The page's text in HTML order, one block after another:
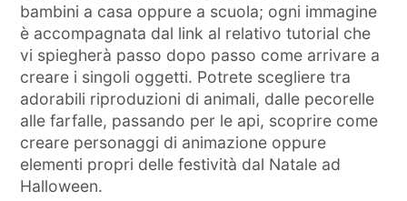
bambini a casa oppure a scuola; ogni immagine
è accompagnata dal link al relativo tutorial che
vi spiegherà passo dopo passo come arrivare a
creare i singoli oggetti. Potrete scegliere tra
adorabili riproduzioni di animali, dalle pecorelle
alle farfalle, passando per le api, scoprire come
creare personaggi di animazione oppure
elementi propri delle festività dal Natale ad
Halloween.